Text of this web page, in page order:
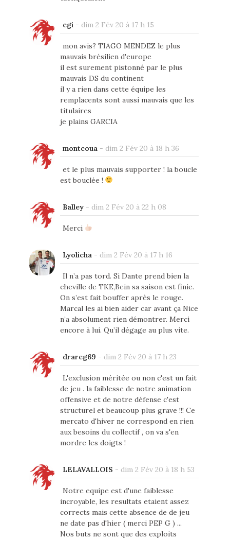
egi - dim 2 Fév 20 à 17 h 15
mon avis? TIAGO MENDEZ le plus
mauvais brésilien d'europe
il est surement pistonné par le plus
mauvais DS du continent
il y a rien dans cette équipe les
remplacents sont aussi mauvais que les
titulaires
je plains GARCIA
montcoua - dim 2 Fév 20 à 18 h 36
et le plus mauvais supporter ! la boucle
est bouclée !
Balley- dim 2 Fév 20 à 22 h 08
Merci
Lyolicha - dim 2 Fév 20 à 17 h 16
Il n’a pas tord. Si Dante prend bien la
cheville de TKE,Bein sa saison est finie.
On s’est fait bouffer après le rouge.
Marcal les ai bien aider car avant ça Nice
n’a absolument rien démontrer. Merci
encore à lui. Qu’il dégage au plus vite.
drareg69 - dim 2 Fév 20 à 17 h 23
L'exclusion méritée ou non c'est un fait
de jeu . la faiblesse de notre animation
offensive et de notre défense c'est
structurel et beaucoup plus grave !!! Ce
mercato d'hiver ne correspond en rien
aux besoins du collectif , on va s'en
mordre les doigts !
LELAVALLOIS - dim 2 Fév 20 à 18 h 53
Notre equipe est d'une faiblesse
incroyable, les resultats etaient assez
corrects mais cette absence de de jeu
ne date pas d'hier ( merci PEP G ) ...
Nos buts ne sont que des exploits